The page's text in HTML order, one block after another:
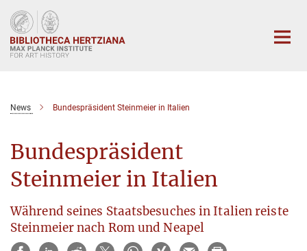
Main-
Content
News Bundespräsident Steinmeier in Italien
Bundespräsident
Steinmeier in Italien
Während seines Staatsbesuches in Italien reiste
Steinmeier nach Rom und Neapel